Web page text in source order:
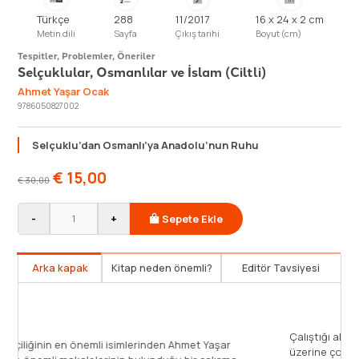
Türkçe
Metin dili
288
Sayfa
11/2017
Çıkış tarihi
16 x 24 x 2 cm
Boyut (cm)
Tespitler, Problemler, Öneriler
Selçuklular, Osmanlılar ve İslam (Ciltli)
Ahmet Yaşar Ocak
9786050827002
Selçuklu’dan Osmanlı’ya Anadolu’nun Ruhu
€30,00 € 15,00
- + Sepete Ekle
Arka kapak Kitap neden önemli? Editör Tavsiyesi
Türk devletlerinin iç ve dış politikalarını,
Türk